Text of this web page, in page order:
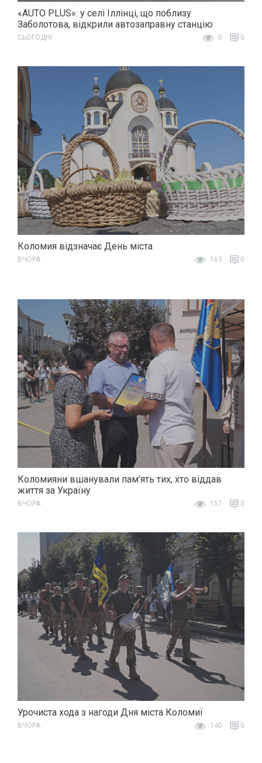
«AUTO PLUS»: у селі Іллінці, що поблизу
Заболотова, відкрили автозаправну станцію
СЬОГОДНІ 0 0
Коломия відзначає День міста
ВЧОРА 163 0
Коломияни вшанували пам'ять тих, хто віддав
життя за Україну
ВЧОРА 157 0
Урочиста хода з нагоди Дня міста Коломиї
ВЧОРА 140 0